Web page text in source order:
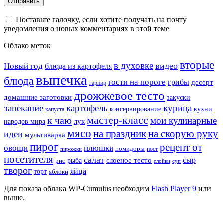
Поставьте галочку, если хотите получать на почту
уведомления о новых комментариях в этой теме
Облако меток
Новый год блюда из картофеля в духовке видео вторые
блюдавыпечка гарнир гости на пороге грибы десерт
домашние заготовки дрожжевое тесто закуски
запекание капуста картофель консервирование курица кухни
народов мира к чаю лук мастер-класс мои кулинарные
идеи мультиварка мясо на праздникна скорую руку
овощи пирог пирожки плюшки помидоры пост рецепт от
посетителя рис рыба салат слоеное тесто слойки суп сыр
творог торт яблоки яйца
Для показа облака WP-Cumulus необходим Flash Player 9 или
выше.